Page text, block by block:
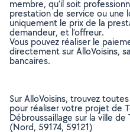
membre, qu’il soit
prestation de service ou une
uniquement le prix de la
demandeur, et l’offreur.
Vous pouvez réaliser le
directement sur AlloVoisins,
bancaires.
Sur AlloVoisins, trouvez
pour réaliser votre projet de
Débroussaillage sur la ville
(Nord, 59174, 59121)